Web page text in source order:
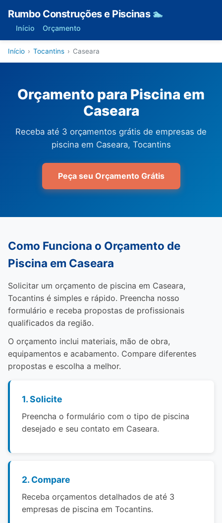
Rumbo Construções e Piscinas 🏊
Início Orçamento
Início › Tocantins › Caseara
Orçamento para Piscina em
Caseara
Receba até 3 orçamentos grátis de empresas de
piscina em Caseara, Tocantins
Peça seu Orçamento Grátis
Como Funciona o Orçamento de
Piscina em Caseara
Solicitar um orçamento de piscina em Caseara,
Tocantins é simples e rápido. Preencha nosso
formulário e receba propostas de profissionais
qualificados da região.
O orçamento inclui materiais, mão de obra,
equipamentos e acabamento. Compare diferentes
propostas e escolha a melhor.
1. Solicite
Preencha o formulário com o tipo de piscina
desejado e seu contato em Caseara.
2. Compare
Receba orçamentos detalhados de até 3
empresas de piscina em Tocantins.